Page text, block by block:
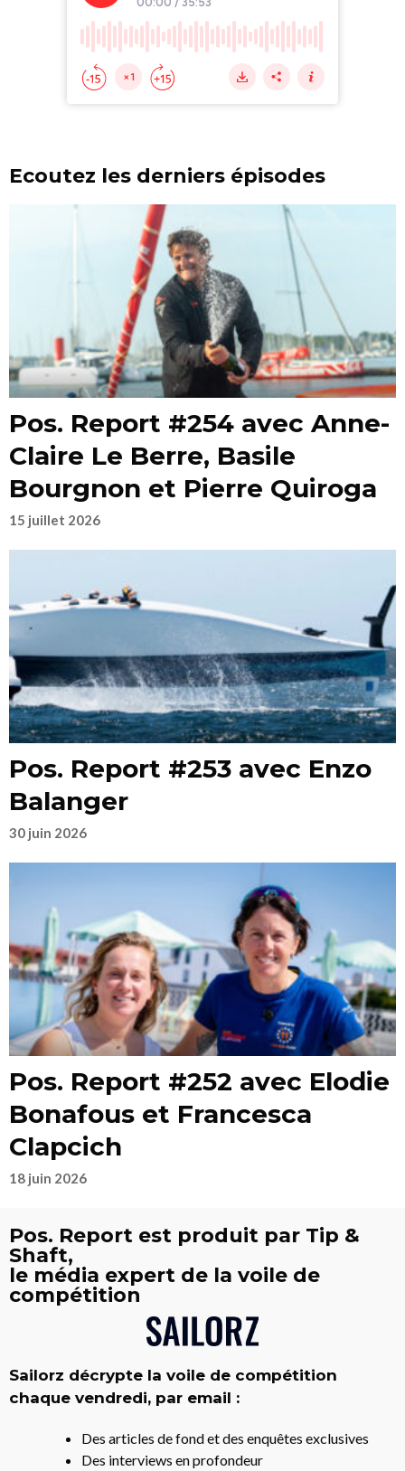
Ecoutez les derniers épisodes
Pos. Report #254 avec Anne-
Claire Le Berre, Basile
Bourgnon et Pierre Quiroga
15 juillet 2026
Pos. Report #253 avec Enzo
Balanger
30 juin 2026
Pos. Report #252 avec Elodie
Bonafous et Francesca
Clapcich
18 juin 2026
Pos. Report est produit par Tip &
Shaft,
le média expert de la voile de
compétition
Sailorz décrypte la voile de compétition
chaque vendredi, par email :
Des articles de fond et des enquêtes exclusives
Des interviews en profondeur